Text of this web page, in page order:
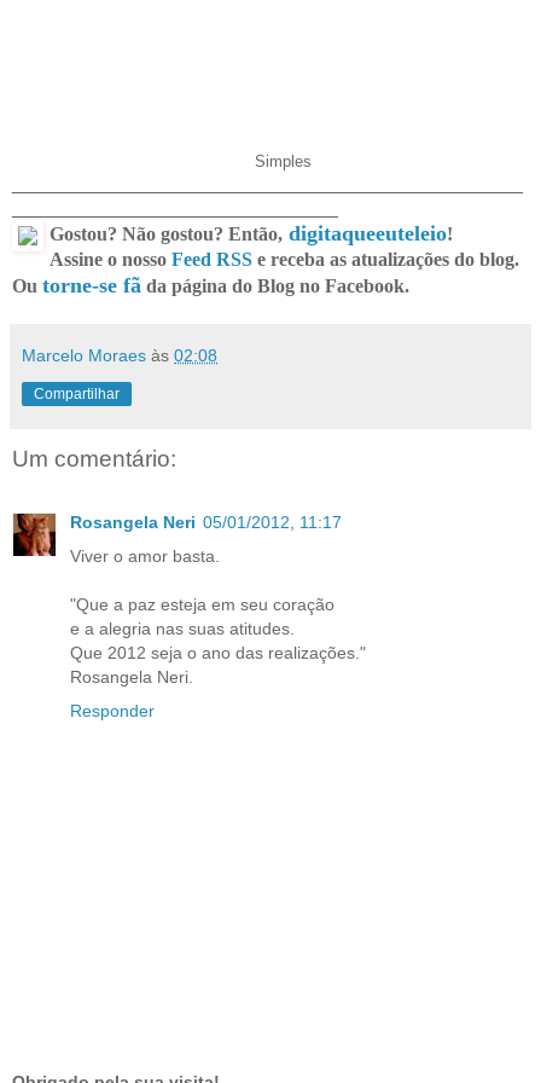
Simples
Gostou? Não gostou? Então, digitaqueeuteleio!
Assine o nosso Feed RSS e receba as atualizações do blog.
Ou torne-se fã da página do Blog no Facebook.
Marcelo Moraes às 02:08
Compartilhar
Um comentário:
Rosangela Neri 05/01/2012, 11:17
Viver o amor basta.
"Que a paz esteja em seu coração
e a alegria nas suas atitudes.
Que 2012 seja o ano das realizações."
Rosangela Neri.
Responder